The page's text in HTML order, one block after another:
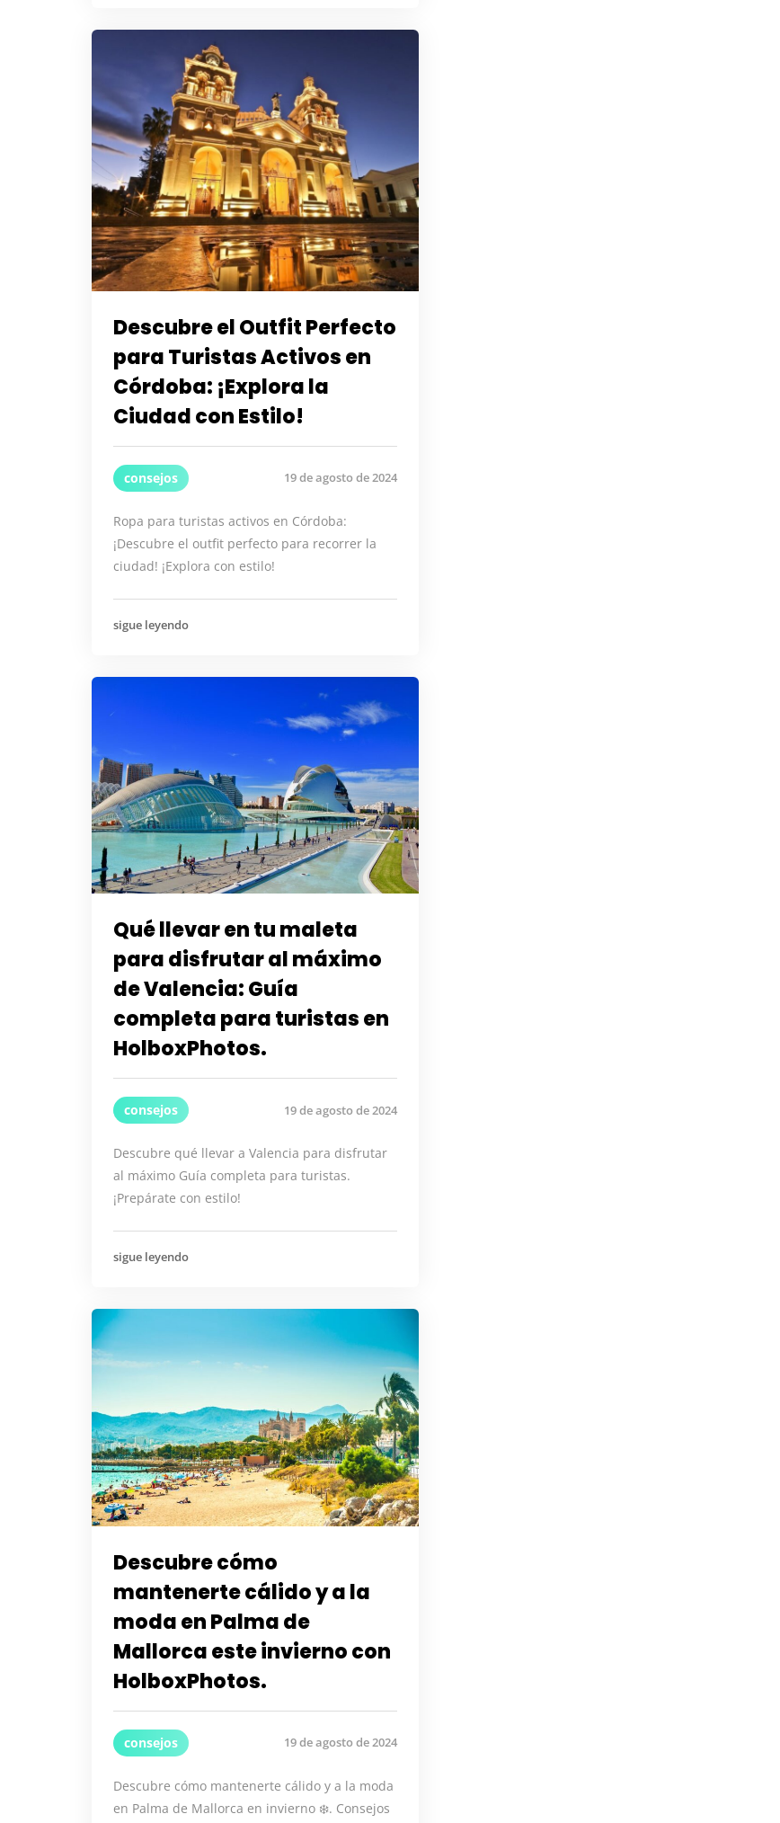
Descubre el Outfit Perfecto
para Turistas Activos en
Córdoba: ¡Explora la
Ciudad con Estilo!
consejos 19 de agosto de 2024
Ropa para turistas activos en Córdoba:
¡Descubre el outfit perfecto para recorrer la
ciudad! ¡Explora con estilo!
sigue leyendo
Qué llevar en tu maleta
para disfrutar al máximo
de Valencia: Guía
completa para turistas en
HolboxPhotos.
consejos 19 de agosto de 2024
Descubre qué llevar a Valencia para disfrutar
al máximo Guía completa para turistas.
¡Prepárate con estilo!
sigue leyendo
Descubre cómo
mantenerte cálido y a la
moda en Palma de
Mallorca este invierno con
HolboxPhotos.
consejos 19 de agosto de 2024
Descubre cómo mantenerte cálido y a la moda
en Palma de Mallorca en invierno ❄️. Consejos